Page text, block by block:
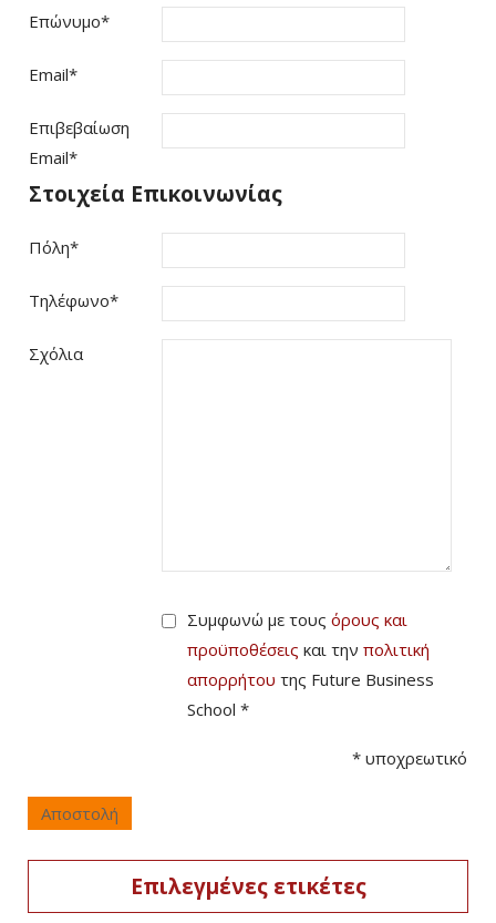
Επώνυμο*
Email*
Επιβεβαίωση
Email*
Στοιχεία Επικοινωνίας
Πόλη*
Τηλέφωνο*
Σχόλια
Συμφωνώ με τους όρους και
προϋποθέσεις και την πολιτική
απορρήτου της Future Business
School *
* υποχρεωτικό
Αποστολή
Επιλεγμένες ετικέτες